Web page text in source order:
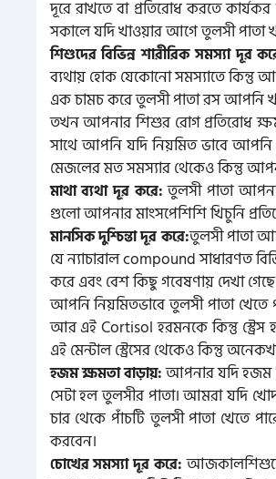
দূরে রাখতে বা প্রতিরোধ করতে
সকালে যদি খাওয়ার আগে তুলসী পাতা
শিশুদের বিভিন্ন শারীরিক সমস্যা দূর
ব্যথায় হোক যেকোনো সমস্যাতে কিন্তু
এক চামচ করে তুলসী পাতা রস আপনি
তখন আপনার শিশুর রোগ প্রতিরোধ
সাথে আপনি যদি নিয়মিত ভাবে আপনি
মেজলের মত সমস্যার থেকেও কিন্তু
মাথা ব্যথা দূর করে:তুলসী পাতা
গুলো আপনার মাংসপেশিশি খিচুনি
মানসিক দুশ্চিন্তা দূর করে:তুলসী পাতা
যে ন্যাচারাল compound সাধারণত
করে এবং বেশ কিছু গবেষণায় দেখা
আপনি নিয়মিতভাবে তুলসী পাতা
আর এই Cortisol হরমনকে কিন্তু
এই মেন্টাল স্ট্রেসের থেকেও কিন্তু
হজম ক্ষমতা বাড়ায়:আপনার যদি হজম
সেটা হল তুলসীর পাতা। আমরা যদি
চার থেকে পাঁচটি তুলসী পাতা খেতে
করবেন।
চোখের সমস্যা দূর করে: